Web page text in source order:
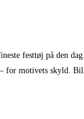
festtøj på den
– for motivets skyld.